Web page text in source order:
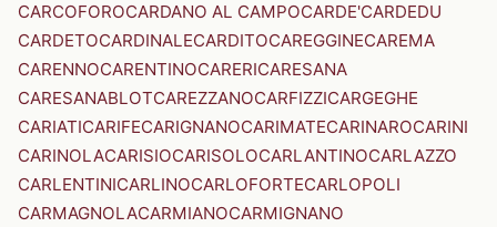
CARCOFOROCARDANO AL CAMPOCARDE'CARDEDU
CARDETOCARDINALECARDITOCAREGGINECAREMA
CARENNOCARENTINOCARERICARESANA
CARESANABLOTCAREZZANOCARFIZZICARGEGHE
CARIATICARIFECARIGNANOCARIMATECARINAROCARINI
CARINOLACARISIOCARISOLOCARLANTINOCARLAZZO
CARLENTINICARLINOCARLOFORTECARLOPOLI
CARMAGNOLACARMIANOCARMIGNANO